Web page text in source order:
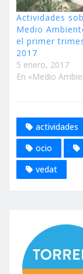
Actividades
Medio
el primer
2017
5 enero, 2017
En «Medio
actividades
ocio
vedat